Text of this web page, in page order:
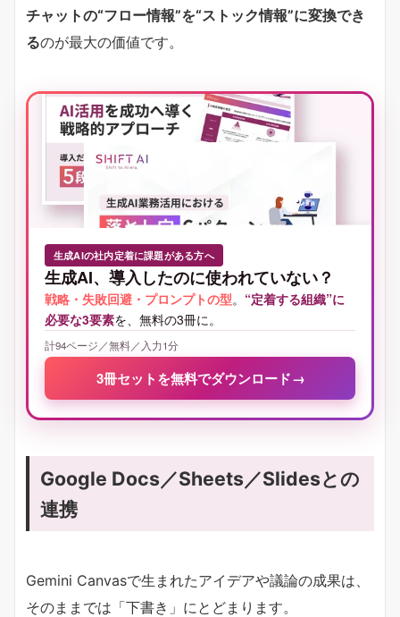
チャットの“フロー情報”を“ストック情報”に変換でき
るのが最大の価値です。
生成AIの社内定着に課題がある方へ
生成AI、導入したのに使われていない？
戦略・失敗回避・プロンプトの型。 “定着する組織”に
必要な3要素を、無料の3冊に。
計94ページ／無料／入力1分
3冊セットを無料でダウンロード →
Google Docs／Sheets／Slidesとの
連携
Gemini Canvasで生まれたアイデアや議論の成果は、
そのままでは「下書き」にとどまります。